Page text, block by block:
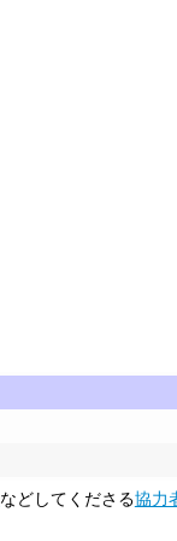
などしてくださる協力